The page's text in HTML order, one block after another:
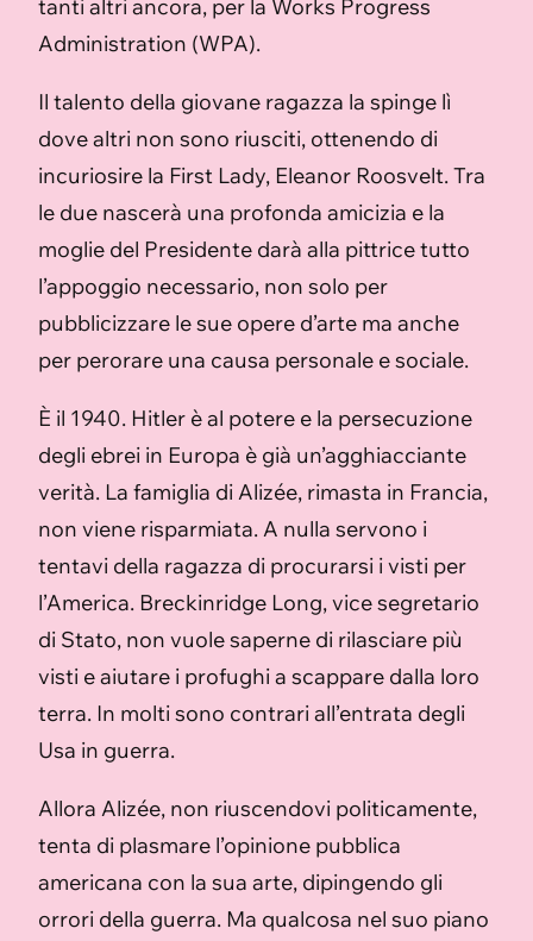
tanti altri ancora, per la Works Progress
Administration (WPA).
Il talento della giovane ragazza la spinge lì
dove altri non sono riusciti, ottenendo di
incuriosire la First Lady, Eleanor Roosvelt. Tra
le due nascerà una profonda amicizia e la
moglie del Presidente darà alla pittrice tutto
l’appoggio necessario, non solo per
pubblicizzare le sue opere d’arte ma anche
per perorare una causa personale e sociale.
È il 1940. Hitler è al potere e la persecuzione
degli ebrei in Europa è già un’agghiacciante
verità. La famiglia di Alizée, rimasta in Francia,
non viene risparmiata. A nulla servono i
tentavi della ragazza di procurarsi i visti per
l’America. Breckinridge Long, vice segretario
di Stato, non vuole saperne di rilasciare più
visti e aiutare i profughi a scappare dalla loro
terra. In molti sono contrari all’entrata degli
Usa in guerra.
Allora Alizée, non riuscendovi politicamente,
tenta di plasmare l’opinione pubblica
americana con la sua arte, dipingendo gli
orrori della guerra. Ma qualcosa nel suo piano